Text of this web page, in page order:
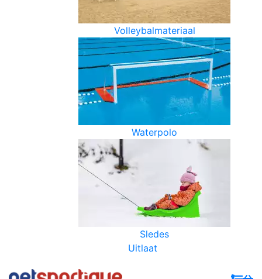
Volleybalmateriaal
Waterpolo
Sledes
Uitlaat